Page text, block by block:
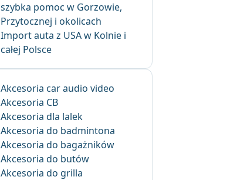
szybka pomoc w Gorzowie,
Przytocznej i okolicach
Import auta z USA w Kolnie i
całej Polsce
Akcesoria car audio video
Akcesoria CB
Akcesoria dla lalek
Akcesoria do badmintona
Akcesoria do bagażników
Akcesoria do butów
Akcesoria do grilla